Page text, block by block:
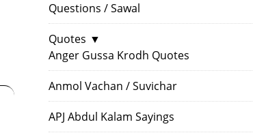
Questions / Sawal
Quotes ▼
Anger Gussa Krodh Quotes
Anmol Vachan / Suvichar
APJ Abdul Kalam Sayings